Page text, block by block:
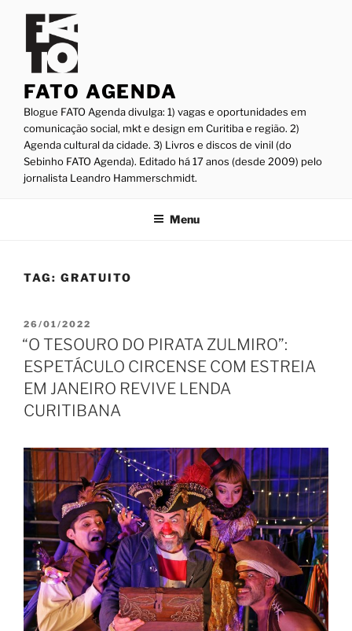
conteúdo
FATO AGENDA
Blogue FATO Agenda divulga: 1) vagas e oportunidades em
comunicação social, mkt e design em Curitiba e região. 2)
Agenda cultural da cidade. 3) Livros e discos de vinil (do
Sebinho FATO Agenda). Editado há 17 anos (desde 2009) pelo
jornalista Leandro Hammerschmidt.
Menu
TAG: GRATUITO
PUBLICADO
EM
26/01/2022
“O TESOURO DO PIRATA ZULMIRO”:
ESPETÁCULO CIRCENSE COM ESTREIA
EM JANEIRO REVIVE LENDA
CURITIBANA